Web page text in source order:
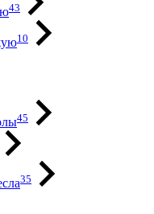
43
10
45
35